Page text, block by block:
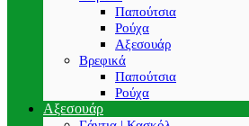
Παπούτσια
Ρούχα
Αξεσουάρ
Βρεφικά
Παπούτσια
Ρούχα
Αξεσουάρ